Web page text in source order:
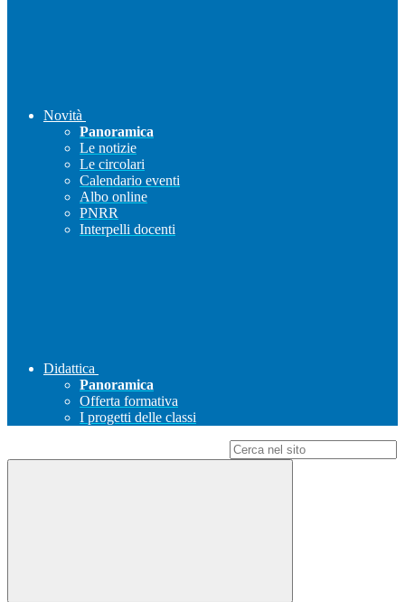
Novità
Panoramica
Le notizie
Le circolari
Calendario eventi
Albo online
PNRR
Interpelli docenti
Didattica
Panoramica
Offerta formativa
I progetti delle classi